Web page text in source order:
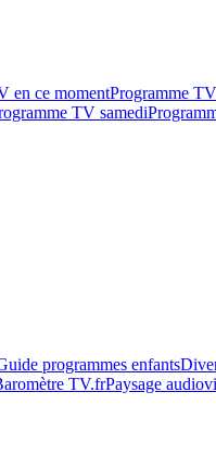
en ce momentProgramme
TV samedi
programmes enfants
TV.frPaysage